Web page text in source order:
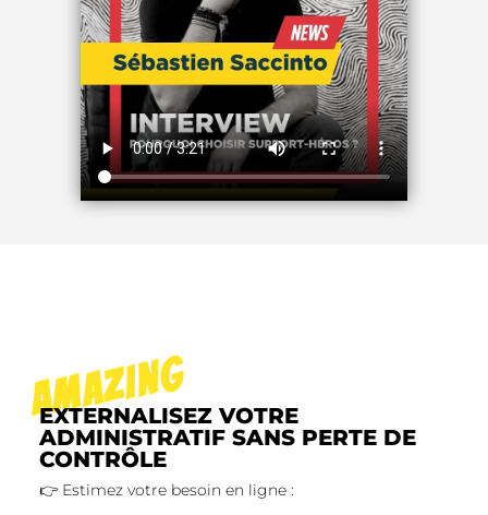
EXTERNALISEZ VOTRE
ADMINISTRATIF SANS PERTE DE
CONTRÔLE
AMAZING
👉 Estimez votre besoin en ligne :